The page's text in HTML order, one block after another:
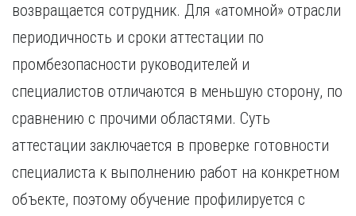
Новокузнецк
Новосибирск
возвращается сотрудник. Для «атомной» отрасли
периодичность и сроки аттестации по
промбезопасности руководителей и
специалистов отличаются в меньшую сторону, по
сравнению с прочими областями. Суть
аттестации заключается в проверке готовности
специалиста к выполнению работ на конкретном
объекте, поэтому обучение профилируется с